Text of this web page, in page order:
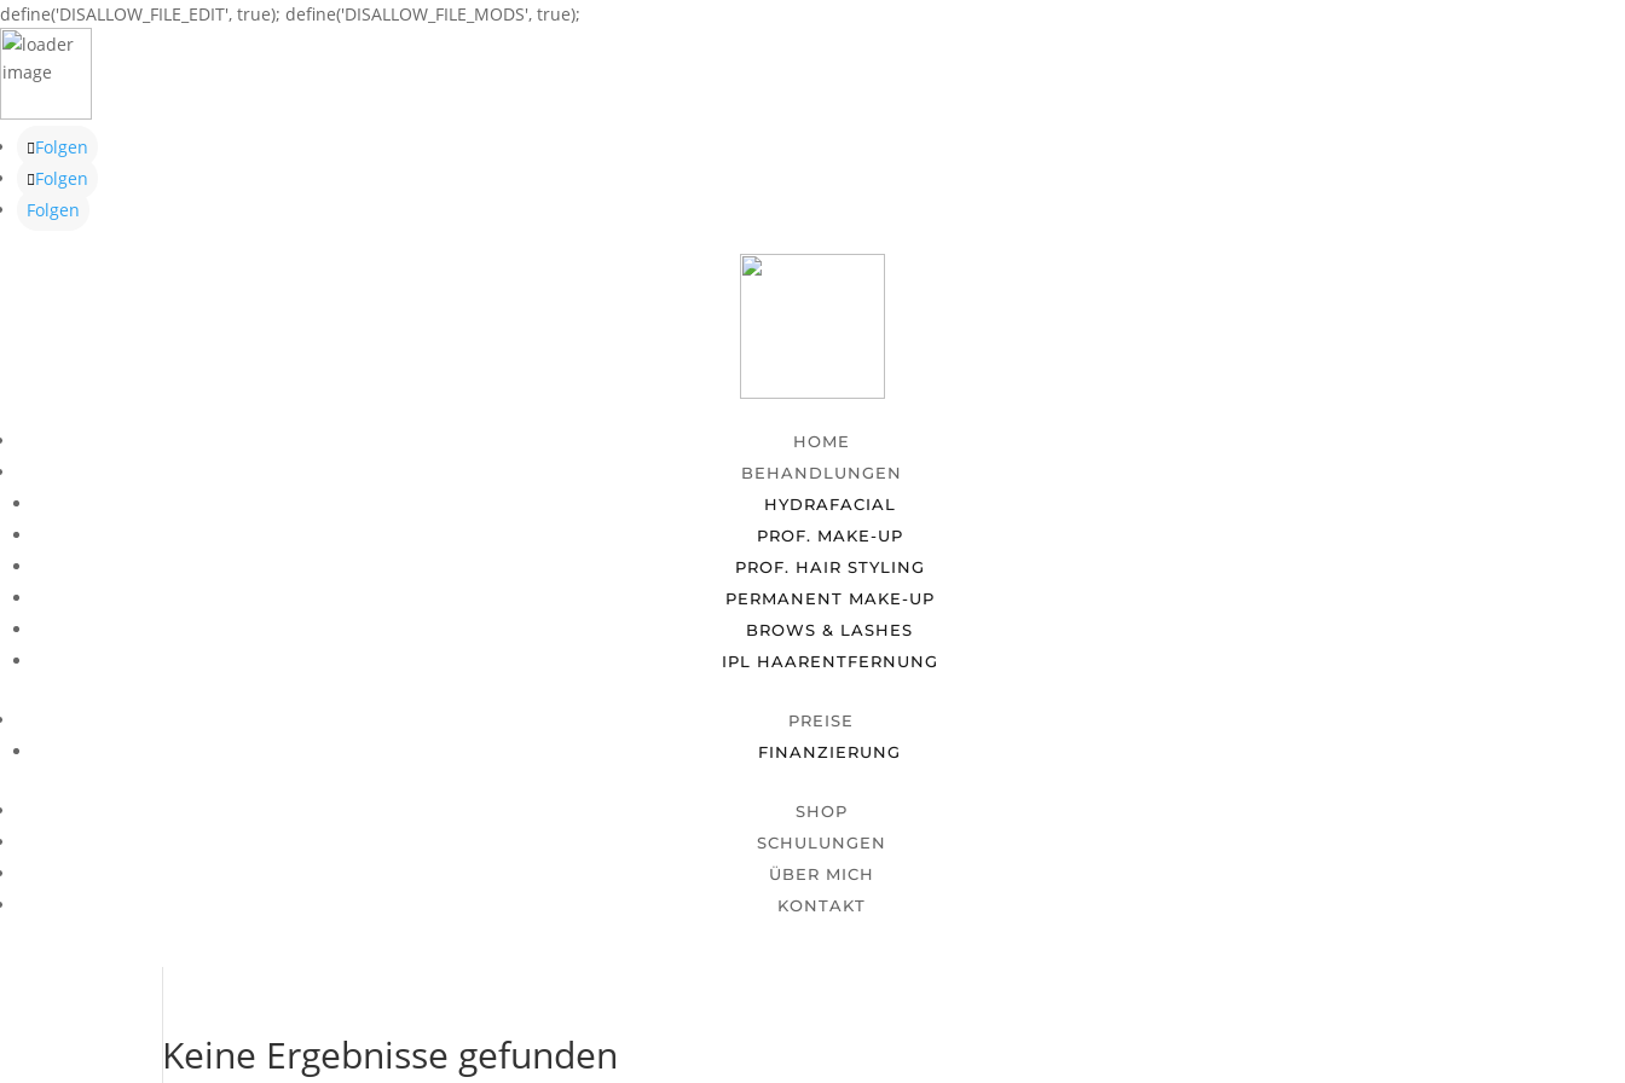
define('DISALLOW_FILE_EDIT', true); define('DISALLOW_FILE_MODS', true);
Folgen
Folgen
Folgen
HOME
BEHANDLUNGEN
HYDRAFACIAL
PROF. MAKE-UP
PROF. HAIR STYLING
PERMANENT MAKE-UP
BROWS & LASHES
IPL HAARENTFERNUNG
PREISE
FINANZIERUNG
SHOP
SCHULUNGEN
ÜBER MICH
KONTAKT
Keine Ergebnisse gefunden